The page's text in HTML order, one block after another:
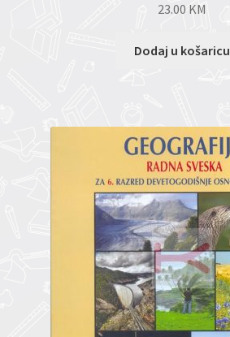
23.00 KM
Dodaj u košaricu